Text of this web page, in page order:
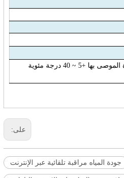
~ 40 درجة مئوية
على:
جودة المياه مراقبة تلقائية عبر الإنترنت